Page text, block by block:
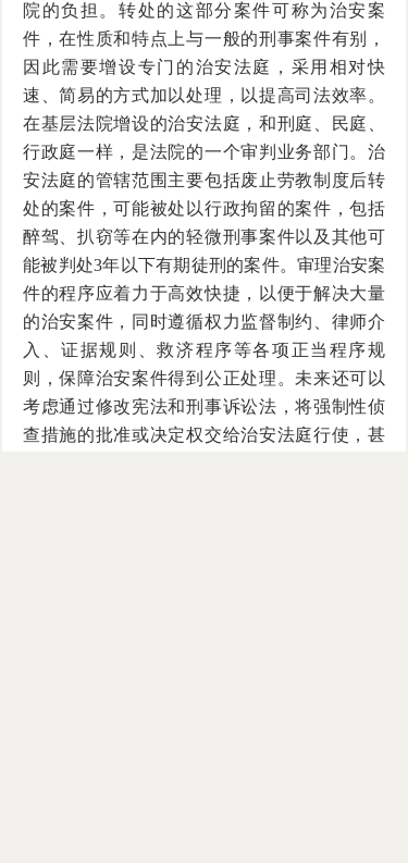
院的负担。转处的这部分案件可称为治安案
件，在性质和特点上与一般的刑事案件有别，
因此需要增设专门的治安法庭，采用相对快
速、简易的方式加以处理，以提高司法效率。
在基层法院增设的治安法庭，和刑庭、民庭、
行政庭一样，是法院的一个审判业务部门。治
安法庭的管辖范围主要包括废止劳教制度后转
处的案件，可能被处以行政拘留的案件，包括
醉驾、扒窃等在内的轻微刑事案件以及其他可
能被判处3年以下有期徒刑的案件。审理治安案
件的程序应着力于高效快捷，以便于解决大量
的治安案件，同时遵循权力监督制约、律师介
入、证据规则、救济程序等各项正当程序规
则，保障治安案件得到公正处理。未来还可以
考虑通过修改宪法和刑事诉讼法，将强制性侦
查措施的批准或决定权交给治安法庭行使，甚